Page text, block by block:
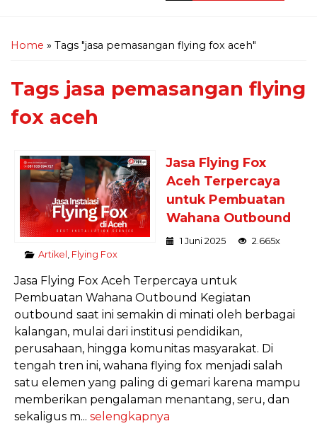
Home » Tags "jasa pemasangan flying fox aceh"
Tags jasa pemasangan flying
fox aceh
Jasa Flying Fox
Aceh Terpercaya
untuk Pembuatan
Wahana Outbound
1 Juni 2025
2.665x
Artikel
Flying Fox
Jasa Flying Fox Aceh Terpercaya untuk
Pembuatan Wahana Outbound Kegiatan
outbound saat ini semakin di minati oleh berbagai
kalangan, mulai dari institusi pendidikan,
perusahaan, hingga komunitas masyarakat. Di
tengah tren ini, wahana flying fox menjadi salah
satu elemen yang paling di gemari karena mampu
memberikan pengalaman menantang, seru, dan
sekaligus m... selengkapnya